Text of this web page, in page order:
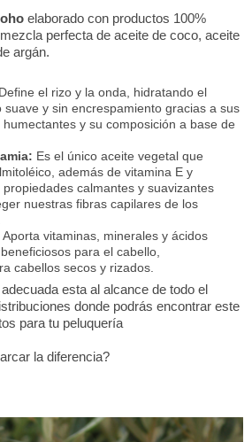
elaborado con productos 100%
perfecta de aceite de coco, aceite
argán.
Define el rizo y la onda, hidratando el
suave y sin encrespamiento gracias a sus
y su composición a base de
Es el único aceite vegetal que
además de vitamina E y
calmantes y suavizantes
nuestras fibras capilares de los
Aporta vitaminas, minerales y ácidos
para el cabello,
cabellos secos y rizados.
esta al alcance de todo el
donde podrás encontrar este
para tu peluquería
la diferencia?